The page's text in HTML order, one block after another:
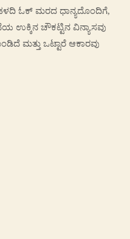
ಓಕ್ ಮರದ ಧಾನ್ಯದೊಂದಿಗೆ,
ಉಕ್ಕಿನ ಚೌಕಟ್ಟಿನ ವಿನ್ಯಾಸವು
ಮತ್ತು ಒಟ್ಟಾರೆ ಆಕಾರವು